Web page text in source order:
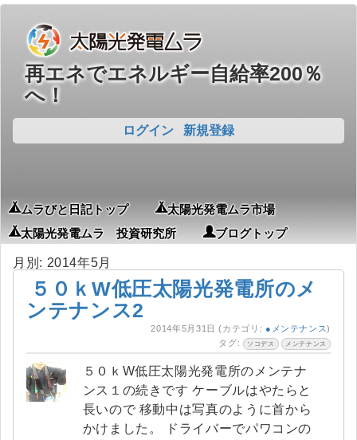
再エネでエネルギー自給率200％
へ！
ログイン 新規登録
ムラびと日記トップ
太陽光発電ムラ市場
太陽光発電ムラ 投資研究所
ブログトップ
月別: 2014年5月
５０ｋW低圧太陽光発電所のメ
ンテナンス2
2014年5月31日 (カテゴリ: ●メンテナンス)
タグ:
ソコデス メンテナンス
５０ｋW低圧太陽光発電所のメンテナ
ンス１の続きです ケーブルはやたらと
長いので 移動中は写真のように首から
かけました。 ドライバーでパワコンの